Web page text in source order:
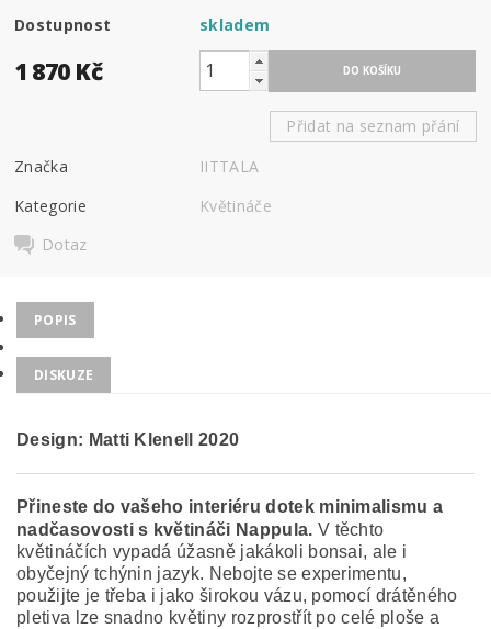
Dostupnost skladem
1 870 Kč
Přidat na seznam přání
Značka
IITTALA
Kategorie
Květináče
Dotaz
POPIS
DISKUZE
Design: Matti Klenell 2020
Přineste do vašeho interiéru dotek minimalismu a
nadčasovosti s květináči Nappula. V těchto
květináčích vypadá úžasně jakákoli bonsai, ale i
obyčejný tchýnin jazyk. Nebojte se experimentu,
použijte je třeba i jako širokou vázu, pomocí drátěného
pletiva lze snadno květiny rozprostřít po celé ploše a